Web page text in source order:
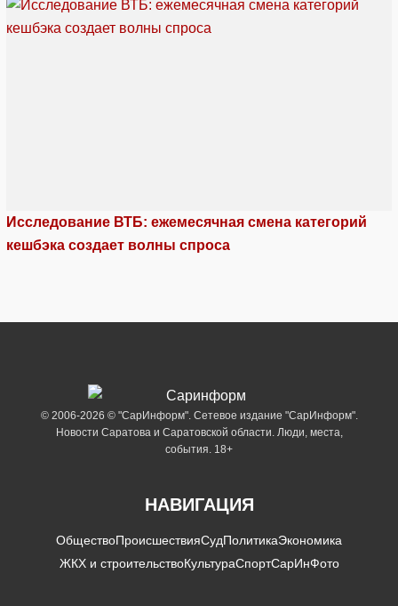
Исследование ВТБ: ежемесячная смена категорий
кешбэка создает волны спроса
© 2006-2026 © "СарИнформ". Сетевое издание "СарИнформ".
Новости Саратова и Саратовской области. Люди, места,
события. 18+
НАВИГАЦИЯ
ОбществоПроисшествияСудПолитикаЭкономика
ЖКХ и строительствоКультураСпортСарИнФото